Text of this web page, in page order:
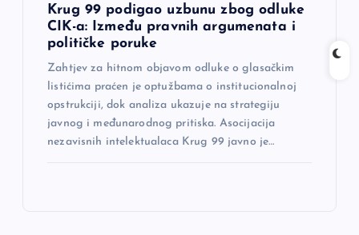
Krug 99 podigao uzbunu zbog odluke
CIK-a: Između pravnih argumenata i
političke poruke
Zahtjev za hitnom objavom odluke o glasačkim
listićima praćen je optužbama o institucionalnoj
opstrukciji, dok analiza ukazuje na strategiju
javnog i međunarodnog pritiska. Asocijacija
nezavisnih intelektualaca Krug 99 javno je…